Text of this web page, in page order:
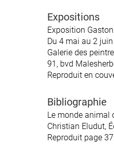
Expositions
Exposition
Du 4 mai au 2
Galerie des
91, bvd
Reproduit en
Bibliographie
Le monde animal
Christian Eludut,
Reproduit page